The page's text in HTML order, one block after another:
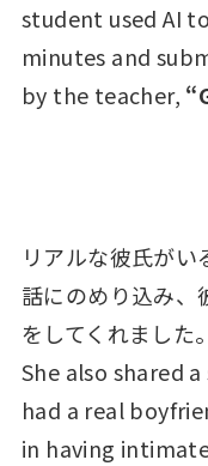
student used AI
minutes and
by the teacher,
リアルな彼氏が
話にのめり込み、
をしてくれました。
She also shared
had a real
in having